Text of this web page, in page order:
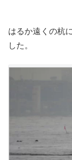
はるか遠くの杭
した。